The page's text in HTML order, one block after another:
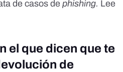
de casos de phishing. Lee
el que dicen que te
de